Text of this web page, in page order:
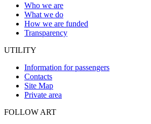
Who we are
What we do
How we are funded
Transparency
UTILITY
Information for passengers
Contacts
Site Map
Private area
FOLLOW ART